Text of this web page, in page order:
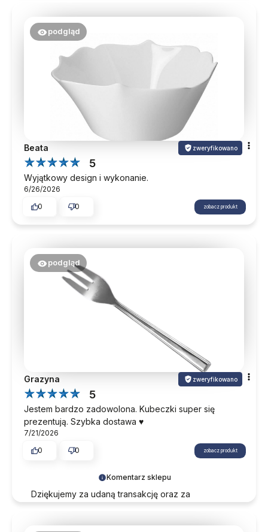
podgląd
Beata zweryfikowano
5
Wyjątkowy design i wykonanie.
6/26/2026
0
0 zobacz produkt
Komentarz sklepu
Dziękujemy za udaną transakcję oraz za
podgląd
Grazyna zweryfikowano
5
Jestem bardzo zadowolona. Kubeczki super się
prezentują. Szybka dostawa ♥️
7/21/2026
0
0 zobacz produkt